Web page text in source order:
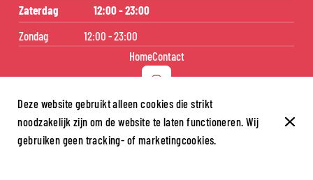
Zaterdag
12:00 - 23:00
Zondag
12:00 - 23:00
HomeContact
© Aniki Sushi 2026
Legal notice GegevensbeschermingsbeleidCookie-instellingen
Deze website gebruikt alleen cookies die strikt
noodzakelijk zijn om de website te laten functioneren. Wij
gebruiken geen tracking- of marketingcookies.